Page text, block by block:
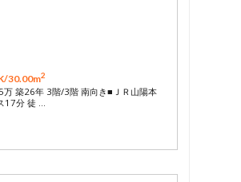
30.00m2
万 築26年 3階/3階 南向き■ＪＲ山陽本
17分 徒 …